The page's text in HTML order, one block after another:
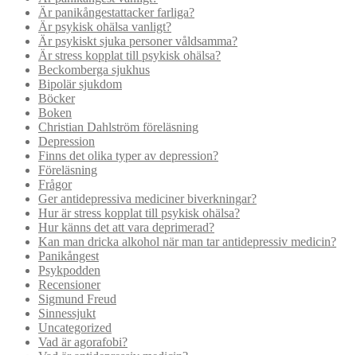
Är panikångestattacker farliga?
Är psykisk ohälsa vanligt?
Är psykiskt sjuka personer våldsamma?
Är stress kopplat till psykisk ohälsa?
Beckomberga sjukhus
Bipolär sjukdom
Böcker
Boken
Christian Dahlström föreläsning
Depression
Finns det olika typer av depression?
Föreläsning
Frågor
Ger antidepressiva mediciner biverkningar?
Hur är stress kopplat till psykisk ohälsa?
Hur känns det att vara deprimerad?
Kan man dricka alkohol när man tar antidepressiv medicin?
Panikångest
Psykpodden
Recensioner
Sigmund Freud
Sinnessjukt
Uncategorized
Vad är agorafobi?